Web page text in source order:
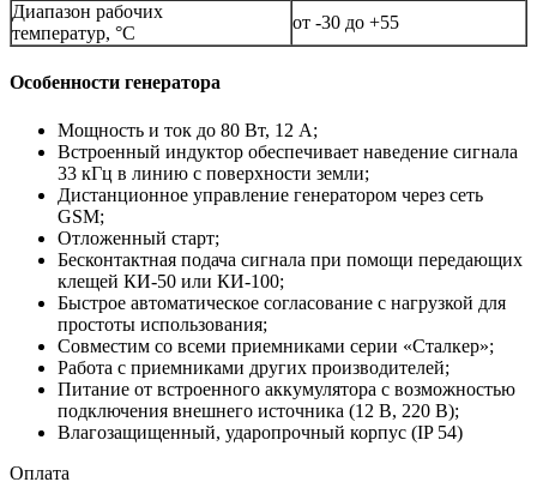
Диапазон рабочих
температур, °С
от -30 до +55
Особенности генератора
Мощность и ток до 80 Вт, 12 А;
Встроенный индуктор обеспечивает наведение сигнала
33 кГц в линию с поверхности земли;
Дистанционное управление генератором через сеть
GSM;
Отложенный старт;
Бесконтактная подача сигнала при помощи передающих
клещей КИ-50 или КИ-100;
Быстрое автоматическое согласование с нагрузкой для
простоты использования;
Совместим со всеми приемниками серии «Сталкер»;
Работа с приемниками других производителей;
Питание от встроенного аккумулятора с возможностью
подключения внешнего источника (12 В, 220 В);
Влагозащищенный, ударопрочный корпус (IP 54)
Оплата